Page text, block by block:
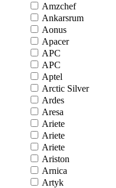
Amzchef
Ankarsrum
Aonus
Apacer
APC
APC
Aptel
Arctic Silver
Ardes
Aresa
Ariete
Ariete
Ariete
Ariston
Arnica
Artyk